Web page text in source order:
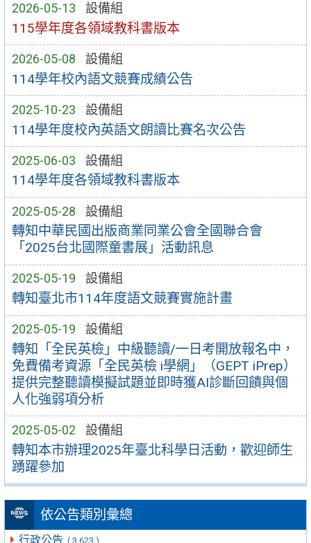
2026-05-13 設備組
115學年度各領域教科書版本
2026-05-08 設備組
114學年校內語文競賽成績公告
2025-10-23 設備組
114學年度校內英語文朗讀比賽名次公告
2025-06-03 設備組
114學年度各領域教科書版本
2025-05-28 設備組
轉知中華民國出版商業同業公會全國聯合會
「2025台北國際童書展」活動訊息
2025-05-19 設備組
轉知臺北市114年度語文競賽實施計畫
2025-05-19 設備組
轉知「全民英檢」中級聽讀/一日考開放報名中，
免費備考資源「全民英檢 i學網」（GEPT iPrep）
提供完整聽讀模擬試題並即時獲AI診斷回饋與個
人化強弱項分析
2025-05-02 設備組
轉知本市辦理2025年臺北科學日活動，歡迎師生
踴躍參加
依公告類別彙總
行政公告 ( 3,623 )